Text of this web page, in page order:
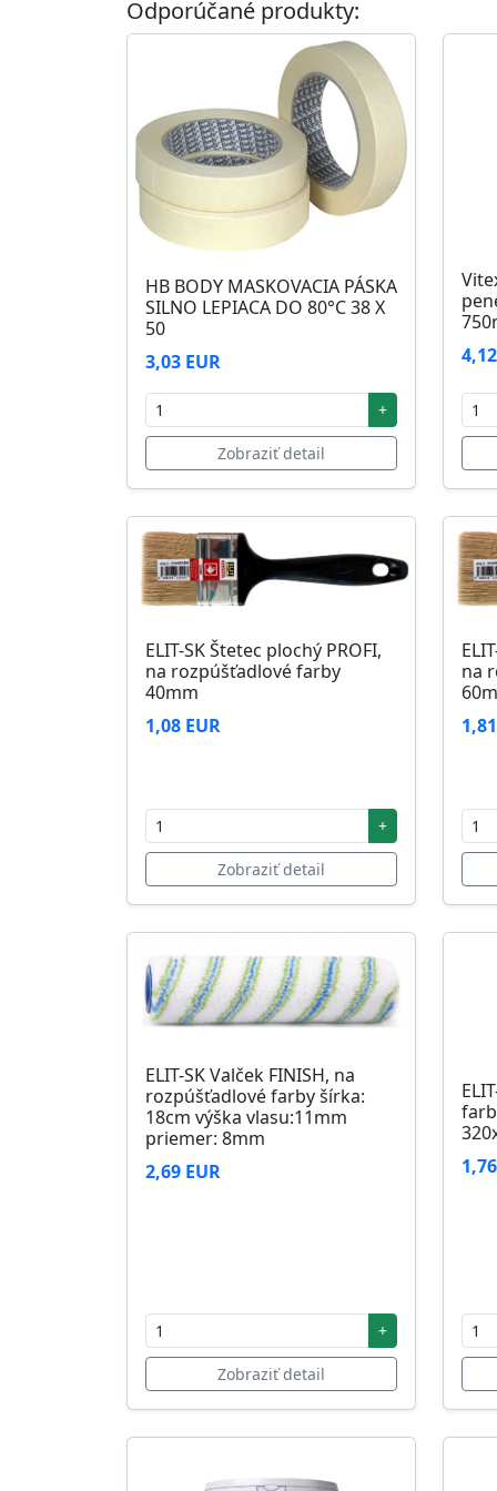
48 mesiacov v orig. uzavretých obaloch
Odporúčané produkty:
HB BODY MASKOVACIA PÁSKA
SILNO LEPIACA DO 80°C 38 X
50
3,03 EUR
+
Zobraziť detail
ELIT-SK Štetec plochý PROFI,
na rozpúšťadlové farby
40mm
1,08 EUR
+
Zobraziť detail
na
ELIT-SK Valček FINISH, na
rozpúšťadlové farby šírka:
18cm výška vlasu:11mm
priemer: 8mm
2,69 EUR
+
Zobraziť detail